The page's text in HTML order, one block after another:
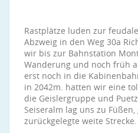
Rastplätze luden zur
Abzweig in den Weg 30a
wir bis zur Bahnstation
Wanderung und noch früh
erst noch in die
in 2042m. hatten wir eine
die Geislergruppe und
Seiseralm lag uns zu
zurückgelegte weite Strecke.